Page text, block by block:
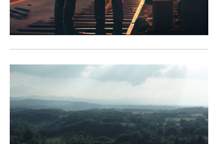
Il progetto del Gruppo FS Italiane
ideato con le società del Polo